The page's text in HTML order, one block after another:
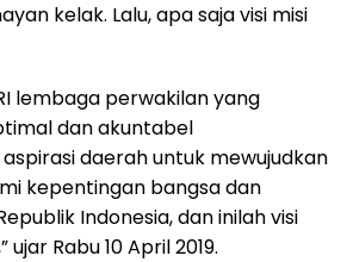
kelak. Lalu, apa saja visi misi
lembaga perwakilan yang
dan akuntabel
daerah untuk mewujudkan
kepentingan bangsa dan
Indonesia, dan inilah visi
Rabu 10 April 2019.